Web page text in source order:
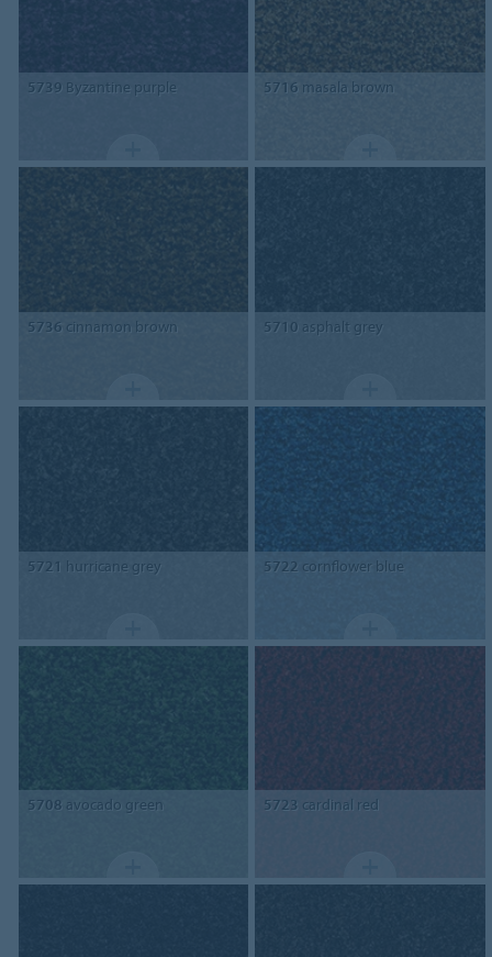
5739 Byzantine purple 5716 masala brown
5736 cinnamon brown 5710 asphalt grey
5721 hurricane grey 5722 cornflower blue
5708 avocado green 5723 cardinal red